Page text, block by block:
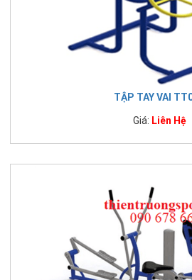
TẬP TAY VAI
Giá: Liên Hệ